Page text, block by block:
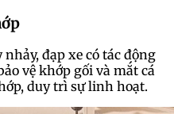
đạp xe có tác động
vệ khớp gối và mắt cá
duy trì sự linh hoạt.